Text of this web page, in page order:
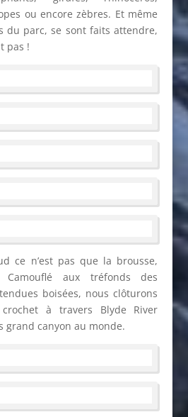
ou encore zèbres. Et même
du parc, se sont faits attendre,
pas !
ce n’est pas que la brousse,
aux tréfonds des
boisées, nous clôturons
à travers Blyde River
grand canyon au monde.